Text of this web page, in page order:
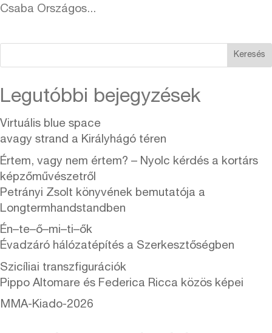
Csaba Országos...
Keresés
Legutóbbi bejegyzések
Virtuális blue space
avagy strand a Királyhágó téren
Értem, vagy nem értem? – Nyolc kérdés a kortárs
képzőművészetről
Petrányi Zsolt könyvének bemutatója a
Longtermhandstandben
Én–te–ő–mi–ti–ők
Évadzáró hálózatépítés a Szerkesztőségben
Szicíliai transzfigurációk
Pippo Altomare és Federica Ricca közös képei
MMA-Kiado-2026